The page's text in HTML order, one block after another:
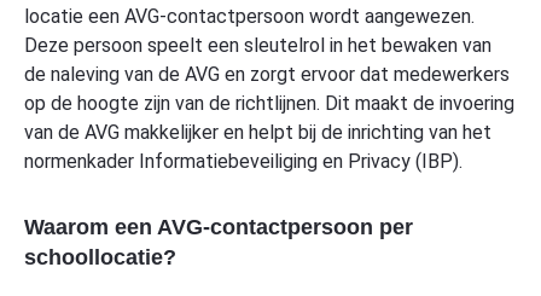
locatie een AVG-contactpersoon wordt aangewezen.
Deze persoon speelt een sleutelrol in het bewaken van
de naleving van de AVG en zorgt ervoor dat medewerkers
op de hoogte zijn van de richtlijnen. Dit maakt de invoering
van de AVG makkelijker en helpt bij de inrichting van het
normenkader Informatiebeveiliging en Privacy (IBP).
Waarom een AVG-contactpersoon per
schoollocatie?